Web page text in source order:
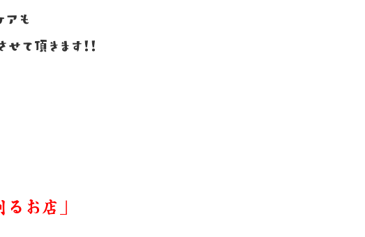
アも
て頂きます！！
るお店」